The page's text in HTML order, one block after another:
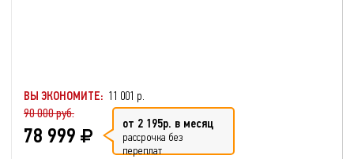
ВЫ ЭКОНОМИТЕ: 11 001 р.
90 000 руб.
78 999 от 2 195р. в месяц
рассрочка без
переплат